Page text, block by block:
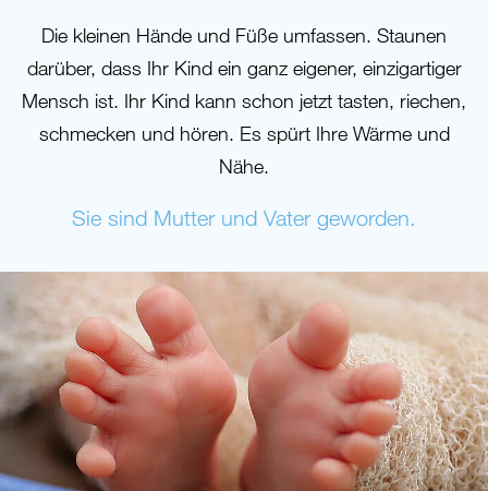
Die kleinen Hände und Füße umfassen. Staunen
darüber, dass Ihr Kind ein ganz eigener, einzigartiger
Mensch ist. Ihr Kind kann schon jetzt tasten, riechen,
schmecken und hören. Es spürt Ihre Wärme und
Nähe.
Sie sind Mutter und Vater geworden.